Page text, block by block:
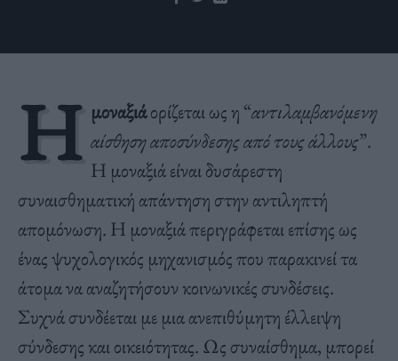
Η μοναξιάορίζεται ως η “αντιλαμβανόμενη
αίσθηση αποσύνδεσης από τους άλλους”.
Η μοναξιά είναι δυσάρεστη
συναισθηματική απάντηση στην αντιληπτή
απομόνωση. Η μοναξιά περιγράφεται επίσης ως
ένας ψυχολογικός μηχανισμός που παρακινεί τα
άτομα να αναζητήσουν κοινωνικές συνδέσεις.
Συχνά συνδέεται με μια ανεπιθύμητη έλλειψη
σύνδεσης και οικειότητας. Ως συναίσθημα, μπορεί